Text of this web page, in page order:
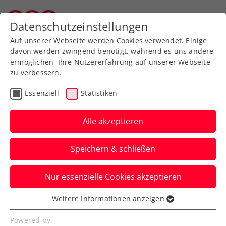
Zurück zur Newsübersicht
Turniere
Sparkasse Open
Ollersbach: Oberleitner
nach Krimi zum Heimsieg
Das ÖTV-Ass wehrt beim ITF-
Herrenturnier in Niederösterreich im
Finale drei Matchbälle ab.
Verfasst von: Manuel Wachta, 19.08.2024
Datenschutzeinstellungen
Auf unserer Webseite werden Cookies verwendet. Einige
davon werden zwingend benötigt, während es uns andere
ermöglichen, Ihre Nutzererfahrung auf unserer Webseite
zu verbessern.
Essenziell Statistiken
Alle akzeptieren
Speichern & schließen
Nur essenzielle Cookies akzeptieren
Essenziell
Essenzielle Cookies werden für grundlegende
Weitere Informationen anzeigen
Powered by